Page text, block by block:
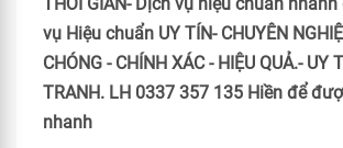
vụ Hiệu chuẩn UY TÍN- CHUYÊN
CHÓNG - CHÍNH XÁC - HIỆU QUẢ.- UY
TRANH. LH 0337 357 135 Hiền để
nhanh